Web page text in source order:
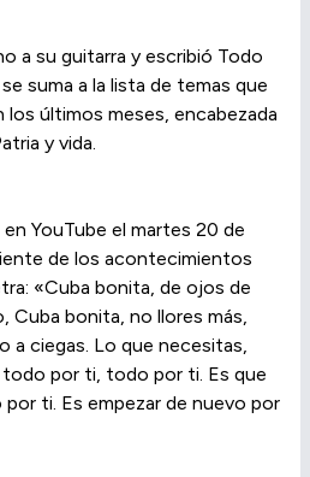
a su guitarra y escribió Todo
suma a la lista de temas que
últimos meses, encabezada
y vida.
YouTube el martes 20 de
de los acontecimientos
«Cuba bonita, de ojos de
Cuba bonita, no llores más,
a ciegas. Lo que necesitas,
por ti, todo por ti. Es que
ti. Es empezar de nuevo por